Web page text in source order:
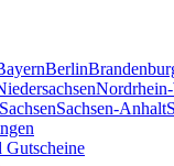
Berlin
SachsenSachsen-Anhalt
Gutscheine